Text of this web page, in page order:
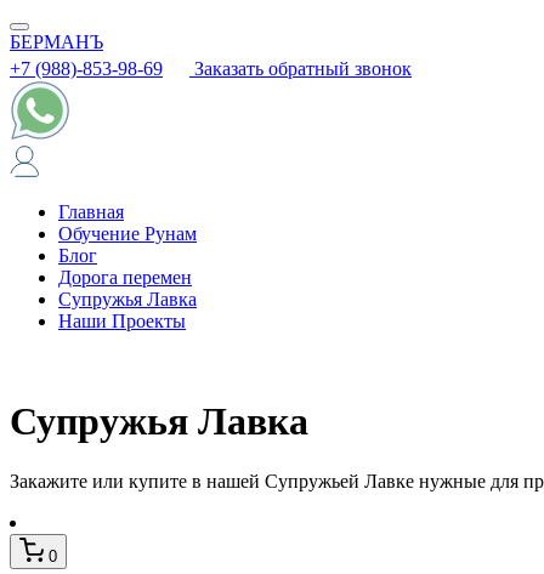
БЕРМАНЪ
+7 (988)-853-98-69
Заказать обратный звонок
Главная
Обучение Рунам
Блог
Дорога перемен
Супружья Лавка
Наши Проекты
Супружья Лавка
Закажите или купите в нашей Супружьей Лавке нужные для
0